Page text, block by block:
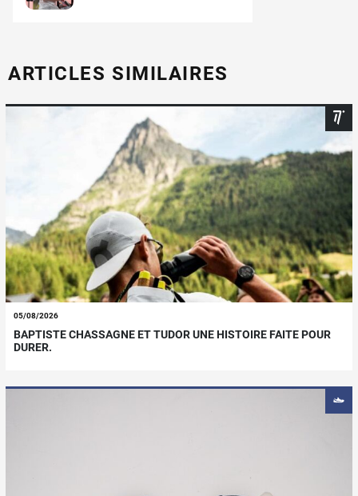
ARTICLES SIMILAIRES
05/08/2026
BAPTISTE CHASSAGNE ET TUDOR UNE HISTOIRE FAITE POUR
DURER.